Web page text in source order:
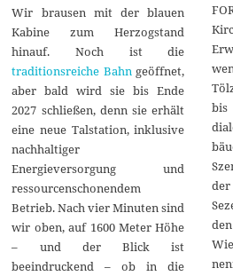
Wir brausen mit der blauen
Kabine zum Herzogstand
hinauf. Noch ist die
traditionsreiche Bahn geöffnet,
aber bald wird sie bis Ende
2027 schließen, denn sie erhält
eine neue Talstation, inklusive
nachhaltiger
Energieversorgung und
ressourcenschonendem
Betrieb. Nach vier Minuten sind
wir oben, auf 1600 Meter Höhe
– und der Blick ist
beeindruckend – ob in die
bis